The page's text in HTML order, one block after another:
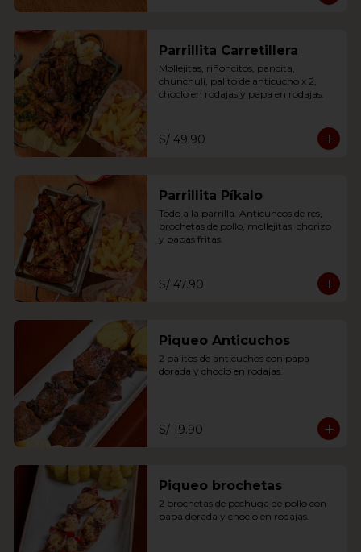
Parrillita Carretillera
Mollejitas, riñoncitos, pancita,
chunchulí, palito de anticucho x 2,
choclo en rodajas y papa en rodajas.
S/ 49.90
Parrillita Píkalo
Todo a la parrilla. Anticuhcos de res,
brochetas de pollo, mollejitas, chorizo
y papas fritas.
S/ 47.90
Piqueo Anticuchos
2 palitos de anticuchos con papa
dorada y choclo en rodajas.
S/ 19.90
Piqueo brochetas
2 brochetas de pechuga de pollo con
papa dorada y choclo en rodajas.